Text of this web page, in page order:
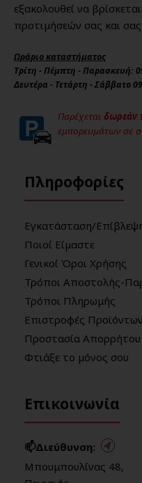
εξακολουθεί να
προτιμήσεών σας και
Ωράριο καταστήματος
Τρίτη - Πέμπτη - Παρασκευή:
Δευτέρα - Τετάρτη - Σάββατο
Παρέχεται δωρεάν
εμπορευμάτων σε
Πληροφορίες
Εγκατάσταση/
Ποιοί Είμαστε
Γενικοί Όροι Χρήσης
Τρόποι Αποστολής-
Τρόποι Πληρωμής
Επιστροφές Προϊόντων
Προστασία Απορρήτου
Φτιάξε το μόνος σου
Επικοινωνία
📫Διεύθυνση:
Μπουμπουλίνας 48,